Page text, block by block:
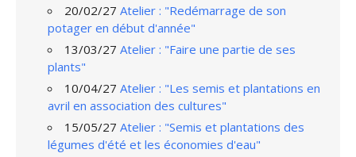
20/02/27 Atelier : "Redémarrage de son
potager en début d'année"
13/03/27 Atelier : "Faire une partie de ses
plants"
10/04/27 Atelier : "Les semis et plantations en
avril en association des cultures"
15/05/27 Atelier : "Semis et plantations des
légumes d'été et les économies d'eau"